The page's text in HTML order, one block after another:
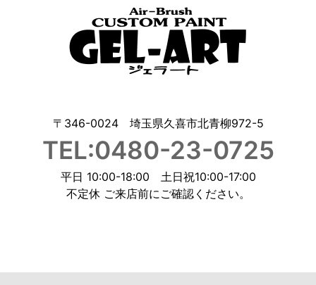
〒346-0024 埼玉県久喜市北青柳972-5
TEL:0480-23-0725
平日 10:00-18:00 土日祝10:00-17:00
不定休 ご来店前にご確認ください。